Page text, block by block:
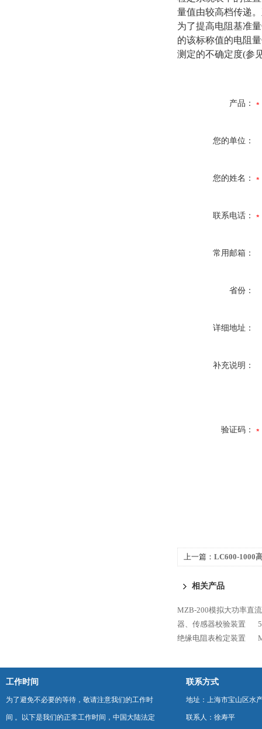
量值由较高档传递
为了提高电阻基准
的该标称值的电阻
测定的不确定度(参
产品：
您的单位：
您的姓名：
联系电话：
常用邮箱：
省份：
详细地址：
补充说明：
验证码：
上一篇： LC600-1000
相关产品
MZB-200模拟大功率直
器、传感器校验装置
绝缘电阻表检定装置
工作时间
为了避免不必要的等待，敬请注意我们的工作时
间 。以下是我们的正常工作时间，中国大陆法定
联系方式
地址：上海市宝山区水
联系人：徐寿平